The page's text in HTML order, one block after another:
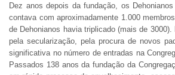
Dez anos depois da fundação, os
contava com aproximadamente 1.000
de Dehonianos havia triplicado (mais de
pela secularização, pela procura de novos
significativa no número de entradas na
Passados 138 anos da fundação da